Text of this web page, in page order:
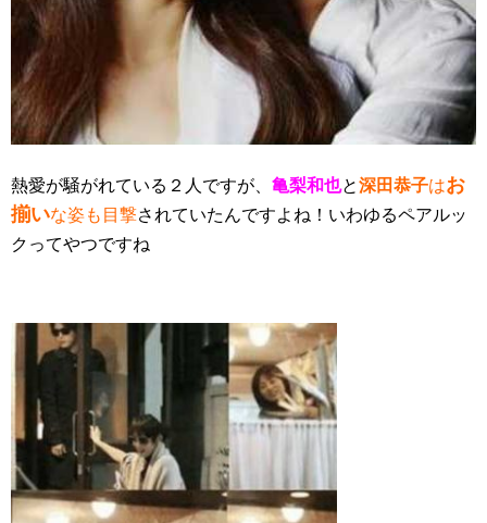
熱愛が騒がれている２人ですが、 亀梨和也と深田恭子はお
揃いな姿も目撃されていたんですよね！いわゆるペアルッ
クってやつですね